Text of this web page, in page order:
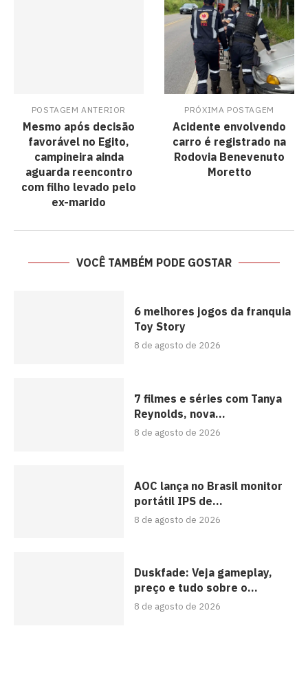
POSTAGEM ANTERIOR
Mesmo após decisão
favorável no Egito,
campineira ainda
aguarda reencontro
com filho levado pelo
ex-marido
PRÓXIMA POSTAGEM
Acidente envolvendo
carro é registrado na
Rodovia Benevenuto
Moretto
VOCÊ TAMBÉM PODE GOSTAR
6 melhores jogos da franquia
Toy Story
8 de agosto de 2026
7 filmes e séries com Tanya
Reynolds, nova...
8 de agosto de 2026
AOC lança no Brasil monitor
portátil IPS de...
8 de agosto de 2026
Duskfade: Veja gameplay,
preço e tudo sobre o...
8 de agosto de 2026